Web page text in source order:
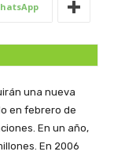
una nueva
en febrero de
En un año,
En 2006